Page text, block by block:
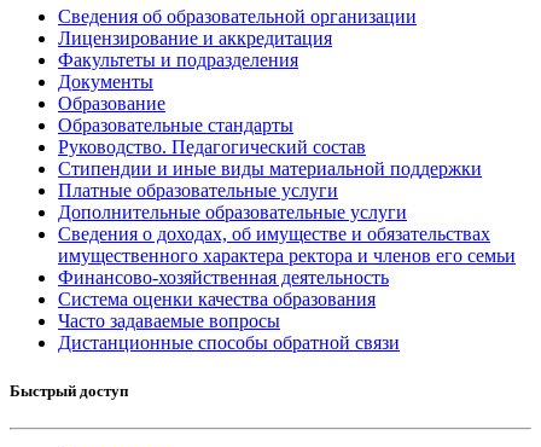
Сведения об образовательной организации
Лицензирование и аккредитация
Факультеты и подразделения
Документы
Образование
Образовательные стандарты
Руководство. Педагогический состав
Стипендии и иные виды материальной поддержки
Платные образовательные услуги
Дополнительные образовательные услуги
Сведения о доходах, об имуществе и обязательствах
имущественного характера ректора и членов его семьи
Финансово-хозяйственная деятельность
Система оценки качества образования
Часто задаваемые вопросы
Дистанционные способы обратной связи
Быстрый доступ